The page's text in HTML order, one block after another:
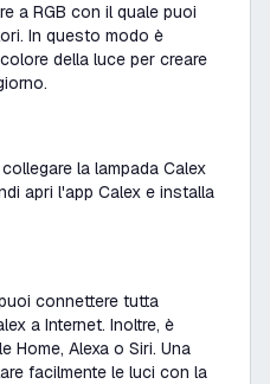
a RGB con il quale puoi
In questo modo è
della luce per creare
la lampada Calex
apri l'app Calex e installa
connettere tutta
a Internet. Inoltre, è
Home, Alexa o Siri. Una
facilmente le luci con la